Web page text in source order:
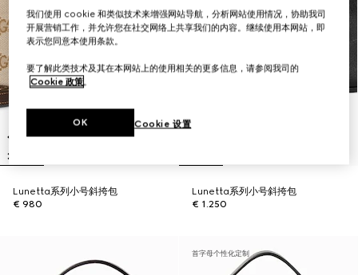
Lunetta系列小号斜挎包
€ 980
Lunetta系列小号斜挎包
€ 1.250
首字母个性化定制
我们使用 cookie 和类似技术来增强网站导航，分析网站使用情况，协助我司
开展营销工作，并允许您在社交网络上共享我们的内容。继续使用本网站，即
表示您同意本使用条款。
要了解此类技术及其在本网站上的使用相关的更多信息，请参阅我司的
Cookie 政策。
Cookie 设置
OK